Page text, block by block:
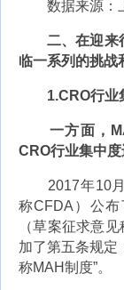
数据来源：上
二、在迎来
临一系列的挑战
1.CRO行业
一方面，
CRO行业集中
2017年10月
称CFDA）公
（草案征求意
加了第五条规定
称MAH制度”。